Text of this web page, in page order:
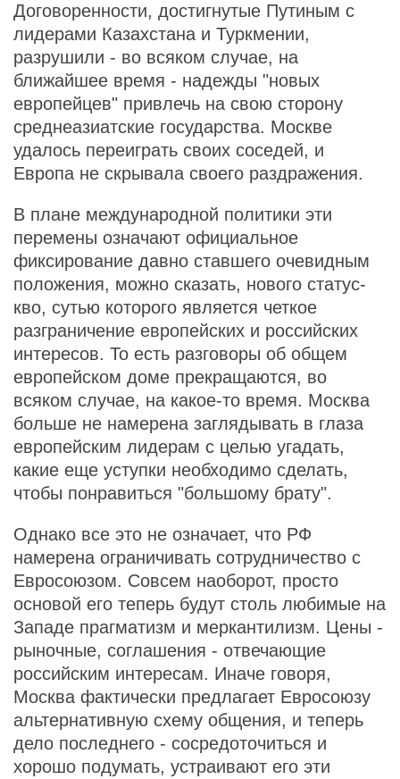
Договоренности, достигнутые Путиным с
лидерами Казахстана и Туркмении,
разрушили - во всяком случае, на
ближайшее время - надежды "новых
европейцев" привлечь на свою сторону
среднеазиатские государства. Москве
удалось переиграть своих соседей, и
Европа не скрывала своего раздражения.
В плане международной политики эти
перемены означают официальное
фиксирование давно ставшего очевидным
положения, можно сказать, нового статус-
кво, сутью которого является четкое
разграничение европейских и российских
интересов. То есть разговоры об общем
европейском доме прекращаются, во
всяком случае, на какое-то время. Москва
больше не намерена заглядывать в глаза
европейским лидерам с целью угадать,
какие еще уступки необходимо сделать,
чтобы понравиться "большому брату".
Однако все это не означает, что РФ
намерена ограничивать сотрудничество с
Евросоюзом. Совсем наоборот, просто
основой его теперь будут столь любимые на
Западе прагматизм и меркантилизм. Цены -
рыночные, соглашения - отвечающие
российским интересам. Иначе говоря,
Москва фактически предлагает Евросоюзу
альтернативную схему общения, и теперь
дело последнего - сосредоточиться и
хорошо подумать, устраивают его эти